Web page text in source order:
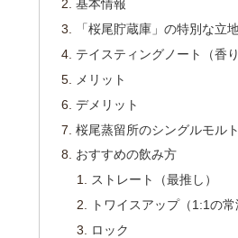
基本情報
「桜尾貯蔵庫」の特別な立
テイスティングノート（香
メリット
デメリット
桜尾蒸留所のシングルモル
おすすめの飲み方
ストレート（最推し）
トワイスアップ（1:1の常
ロック